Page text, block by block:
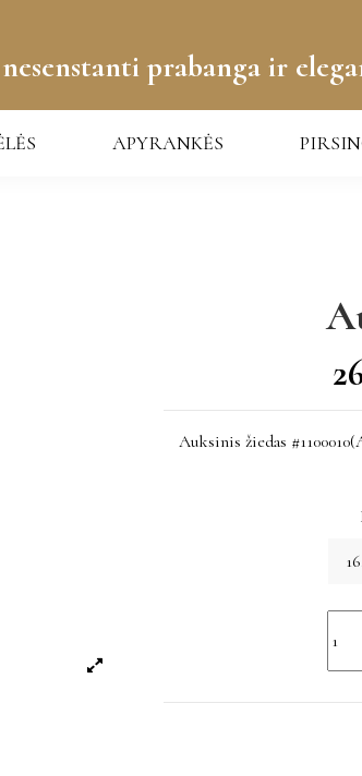
prabanga ir
APYRANKĖS
Auksinis žiedas